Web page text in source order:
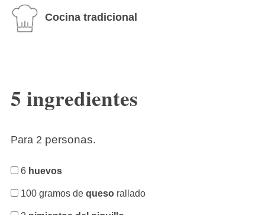
Cocina tradicional
5 ingredientes
Para 2 personas.
6 huevos
100 gramos de quesorallado